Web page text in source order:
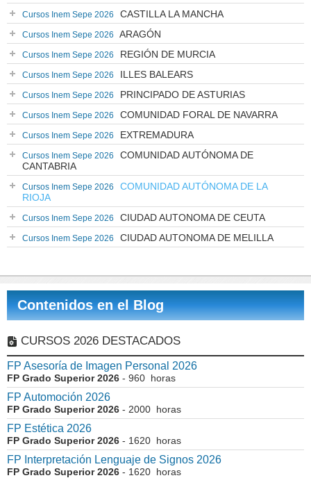
Cursos Inem Sepe 2026 CASTILLA LA MANCHA
Cursos Inem Sepe 2026 ARAGÓN
Cursos Inem Sepe 2026 REGIÓN DE MURCIA
Cursos Inem Sepe 2026 ILLES BALEARS
Cursos Inem Sepe 2026 PRINCIPADO DE ASTURIAS
Cursos Inem Sepe 2026 COMUNIDAD FORAL DE NAVARRA
Cursos Inem Sepe 2026 EXTREMADURA
Cursos Inem Sepe 2026
COMUNIDAD AUTÓNOMA DE
CANTABRIA
Cursos Inem Sepe 2026
COMUNIDAD AUTÓNOMA DE LA
RIOJA
Cursos Inem Sepe 2026 CIUDAD AUTONOMA DE CEUTA
Cursos Inem Sepe 2026 CIUDAD AUTONOMA DE MELILLA
Contenidos en el Blog
CURSOS 2026 DESTACADOS
FP Asesoría de Imagen Personal 2026
FP Grado Superior 2026 - 960 horas
FP Automoción 2026
FP Grado Superior 2026 - 2000 horas
FP Estética 2026
FP Grado Superior 2026 - 1620 horas
FP Interpretación Lenguaje de Signos 2026
FP Grado Superior 2026 - 1620 horas